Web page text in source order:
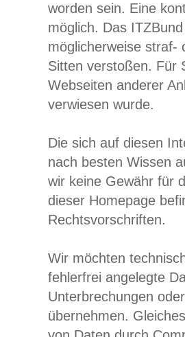
worden sein. Eine
möglich. Das
möglicherweise straf-
Sitten verstoßen. Für
Webseiten anderer
verwiesen wurde.
Die sich auf diesen
nach besten Wissen
wir keine Gewähr für
dieser Homepage
Rechtsvorschriften.
Wir möchten
fehlerfrei angelegte
Unterbrechungen
übernehmen.